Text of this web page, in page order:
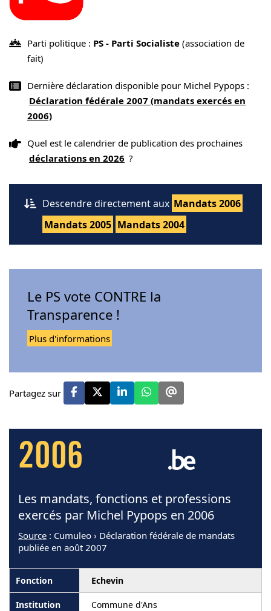
Parti politique : PS - Parti Socialiste (association de
fait)
Dernière déclaration disponible pour Michel Pypops :
Déclaration fédérale 2007 (mandats exercés en
2006)
Quel est le calendrier de publication des prochaines
déclarations en 2026 ?
Descendre directement aux Mandats 2006
Mandats 2005 Mandats 2004
Le PS vote CONTRE la
Transparence !
Plus d'informations
Partagez sur
2006
Les mandats, fonctions et professions
exercés par Michel Pypops en 2006
Source : Cumuleo › Déclaration fédérale de mandats
publiée en août 2007
Echevin
Commune d'Ans